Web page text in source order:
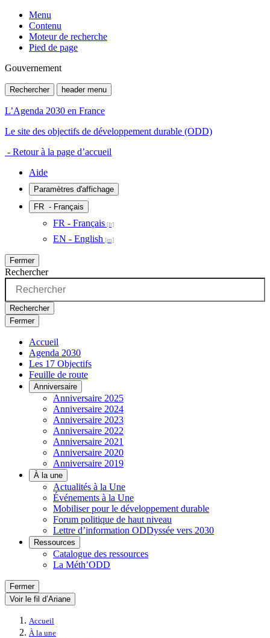
Menu
Contenu
Moteur de recherche
Pied de page
Gouvernement
Rechercher header menu
L’Agenda 2030 en France
Le site des objectifs de développement durable (ODD)
- Retour à la page d’accueil
Aide
Paramètres d'affichage
FR - Français
FR - Français
EN - English
Fermer
Rechercher
Rechercher
Fermer
Accueil
Agenda 2030
Les 17 Objectifs
Feuille de route
Anniversaire
Anniversaire 2025
Anniversaire 2024
Anniversaire 2023
Anniversaire 2022
Anniversaire 2021
Anniversaire 2020
Anniversaire 2019
À la une
Actualités à la Une
Événements à la Une
Mobiliser pour le développement durable
Forum politique de haut niveau
Lettre d’information ODDyssée vers 2030
Ressources
Catalogue des ressources
La Méth’ODD
Fermer
Voir le fil d’Ariane
Accueil
À la une